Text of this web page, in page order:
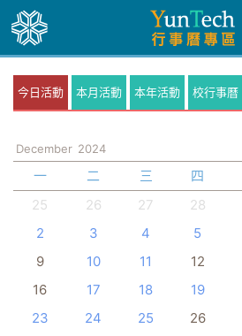
今日活動 本月活動 本年活動 校行事曆
December 2024
一 二 三 四
25
26 27 28
2
3 4 5
9
10 11 12
16
17 18 19
23
24 25 26